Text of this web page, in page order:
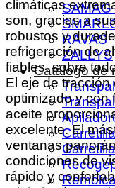
SAMAG
RAVAS
ZALLYS
Catálogo de
climáticas
son, gracias a
robustos y
refrigeración de
fiables, sobre
El eje de
optimizado y con
aceite
excelente. El
ventanas
condiciones de
rápido y